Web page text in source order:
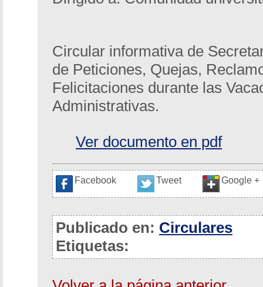
Circular informativa de
de Peticiones, Quejas,
Felicitaciones durante las
Administrativas.
Ver documento en pdf
Facebook Tweet Google +
Publicado en: Circulares
Etiquetas: